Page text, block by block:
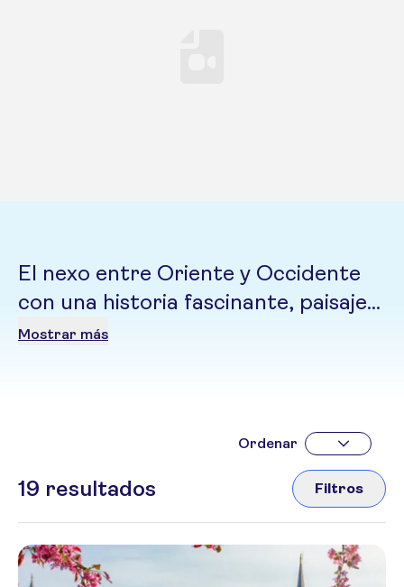
El nexo entre Oriente y Occidente
con una historia fascinante, paisajes
diversos y sabores intensos. Desde
Mostrar más
19 resultados
Ordenar
Filtros